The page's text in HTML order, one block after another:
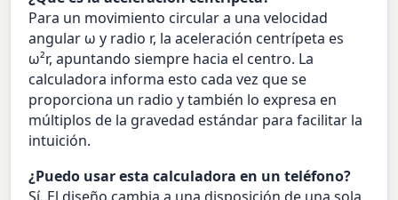
Para un movimiento circular a una velocidad
angular ω y radio r, la aceleración centrípeta es
ω²r, apuntando siempre hacia el centro. La
calculadora informa esto cada vez que se
proporciona un radio y también lo expresa en
múltiplos de la gravedad estándar para facilitar la
intuición.
¿Puedo usar esta calculadora en un teléfono?